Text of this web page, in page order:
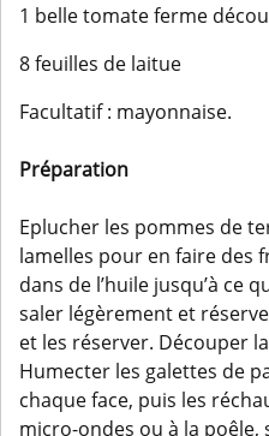
1 belle tomate ferme
8 feuilles de laitue
Facultatif : mayonnaise.
Préparation
Eplucher les pommes de
lamelles pour en faire des
dans de l’huile jusqu’à ce
saler légèrement et
et les réserver. Découper
Humecter les galettes de
chaque face, puis les
micro-ondes ou à la